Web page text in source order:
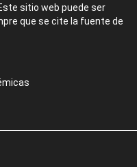
sitio web puede ser
que se cite la fuente de